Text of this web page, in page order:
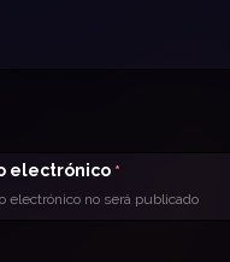
electrónico *
electrónico no será publicado